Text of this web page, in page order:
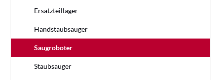
Ersatzteillager
Handstaubsauger
Saugroboter
Staubsauger